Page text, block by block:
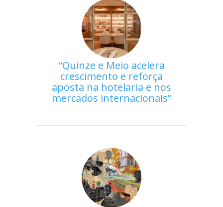
Quinze e Meio acelera
crescimento e reforça
aposta na hotelaria e nos
mercados internacionais